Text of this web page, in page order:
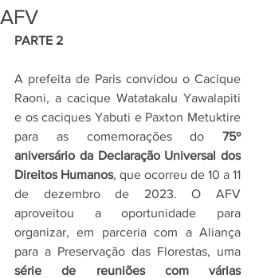
AFV
PARTE 2
A prefeita de Paris convidou o Cacique
Raoni, a cacique Watatakalu Yawalapiti
e os caciques Yabuti e Paxton Metuktire
para as comemorações do 75º
aniversário da Declaração Universal dos
Direitos Humanos, que ocorreu de 10 a 11
de dezembro de 2023. O AFV
aproveitou a oportunidade para
organizar, em parceria com a Aliança
série de reuniões com várias